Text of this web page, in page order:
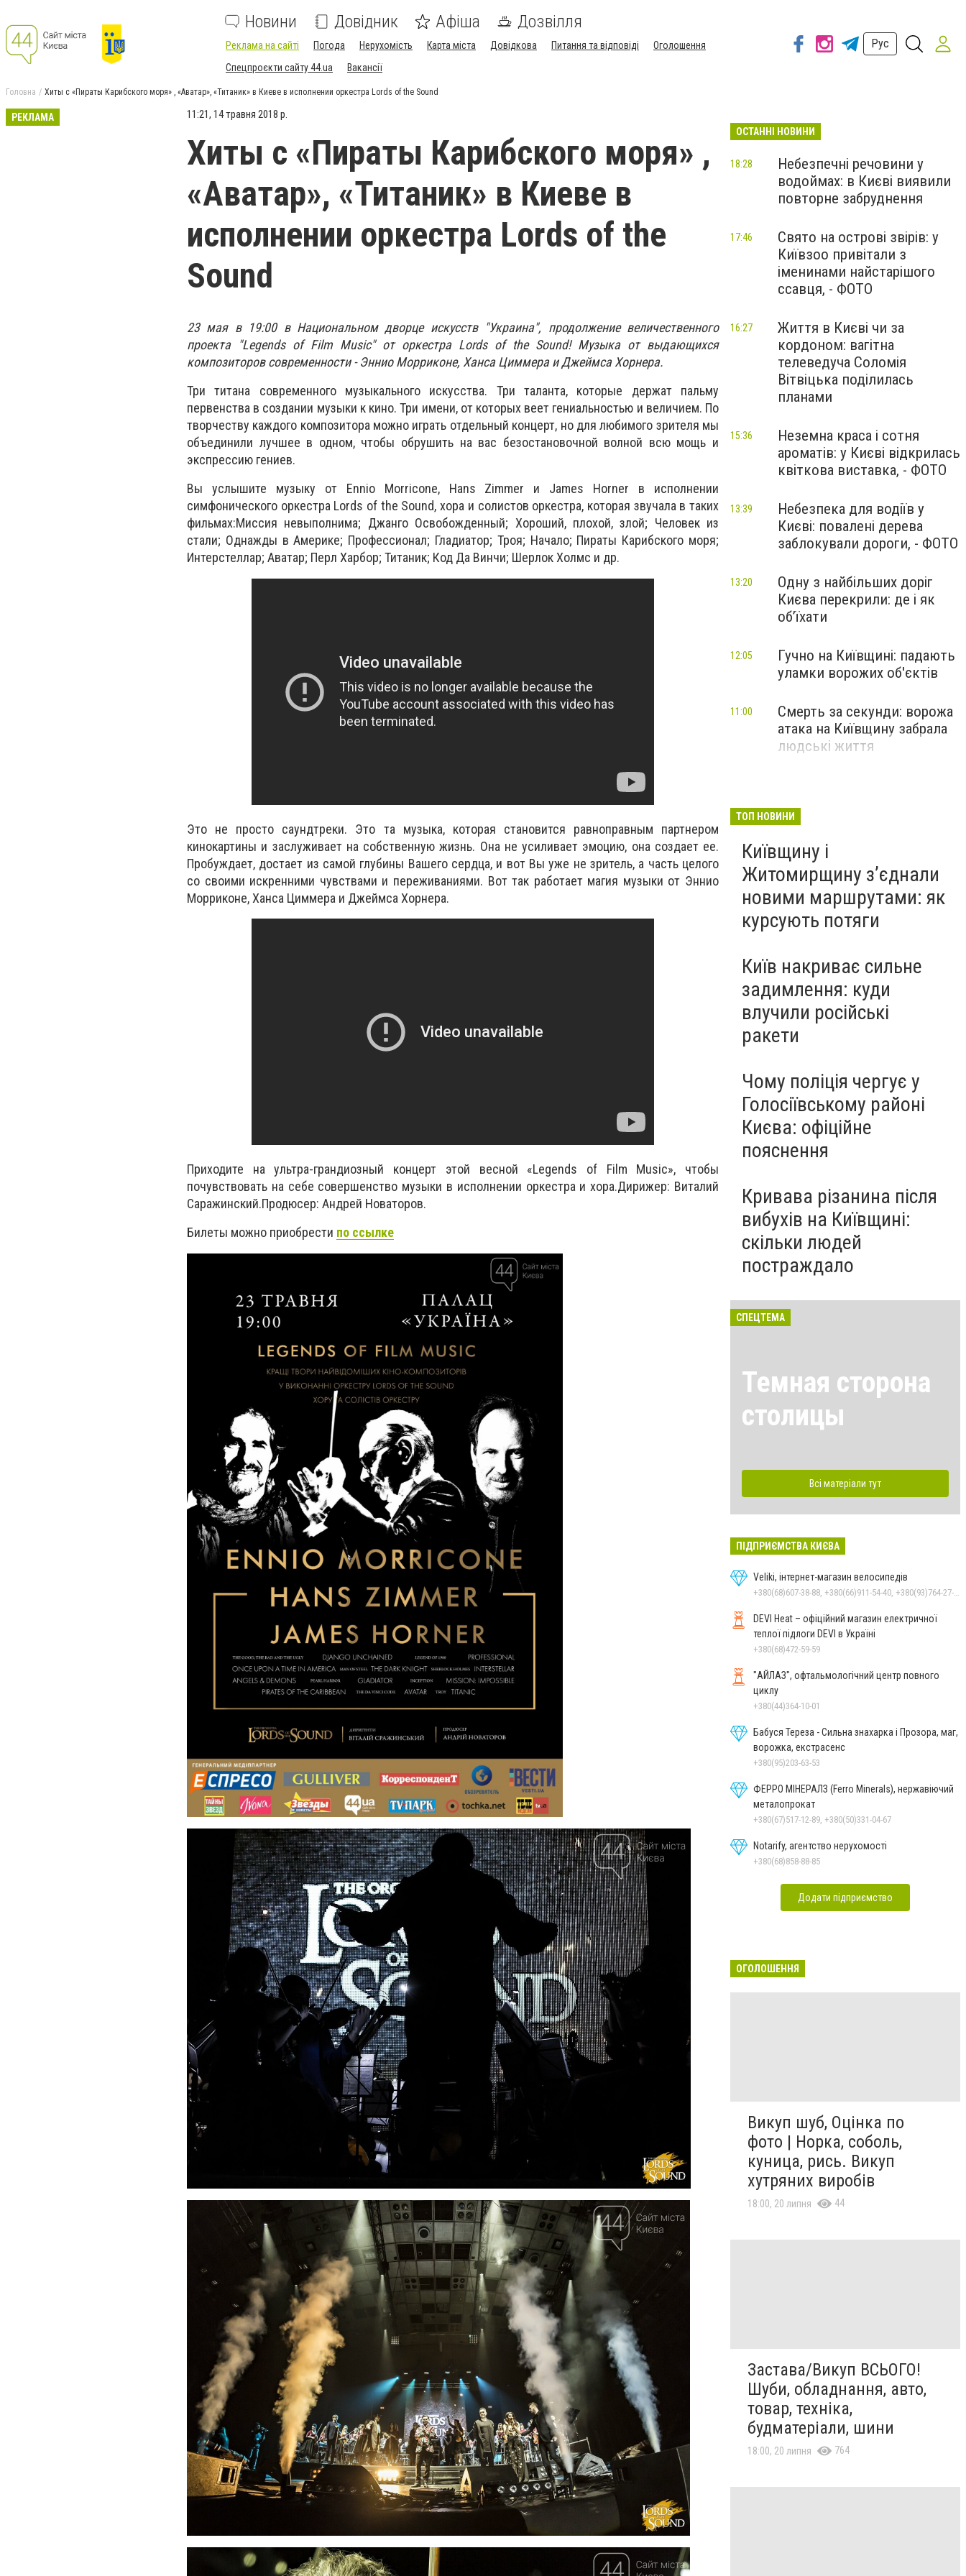
Новини Довідник Афіша Дозвілля
Реклама на сайті Погода Нерухомість Карта міста Довідкова Питання та відповіді
Оголошення
Спецпроєкти сайту 44.ua
Вакансії
Рус
Головна Хиты с «Пираты Карибского моря» , «Аватар», «Титаник» в Киеве в исполнении оркестра Lords of the Sound
РЕКЛАМА 11:21, 14 травня 2018 р.
Хиты с «Пираты Карибского моря» ,
«Аватар», «Титаник» в Киеве в
исполнении оркестра Lords of the
Sound
23 мая в 19:00 в Национальном дворце искусств "Украина", продолжение величественного
проекта "Legends of Film Music" от оркестра Lords of the Sound! Музыка от выдающихся
композиторов современности - Эннио Морриконе, Ханса Циммера и Джеймса Хорнера.
Три титана современного музыкального искусства. Три таланта, которые держат пальму
первенства в создании музыки к кино. Три имени, от которых веет гениальностью и величием. По
творчеству каждого композитора можно играть отдельный концерт, но для любимого зрителя мы
объединили лучшее в одном, чтобы обрушить на вас безостановочной волной всю мощь и
экспрессию гениев.
Вы услышите музыку от Ennio Morricone, Hans Zimmer и James Horner в исполнении
симфонического оркестра Lords of the Sound, хора и солистов оркестра, которая звучала в таких
фильмах:Миссия невыполнима; Джанго Освобожденный; Хороший, плохой, злой; Человек из
стали; Однажды в Америке; Профессионал; Гладиатор; Троя; Начало; Пираты Карибского моря;
Интерстеллар; Аватар; Перл Харбор; Титаник; Код Да Винчи; Шерлок Холмс и др.
Это не просто саундтреки. Это та музыка, которая становится равноправным партнером
кинокартины и заслуживает на собственную жизнь. Она не усиливает эмоцию, она создает ее.
Пробуждает, достает из самой глубины Вашего сердца, и вот Вы уже не зритель, а часть целого
со своими искренними чувствами и переживаниями. Вот так работает магия музыки от Эннио
Морриконе, Ханса Циммера и Джеймса Хорнера.
Приходите на ультра-грандиозный концерт этой весной «Legends of Film Music», чтобы
почувствовать на себе совершенство музыки в исполнении оркестра и хора.Дирижер: Виталий
Саражинский.Продюсер: Андрей Новаторов.
Билеты можно приобрести по ссылке
ОСТАННІ НОВИНИ
Небезпечні речовини у
водоймах: в Києві виявили
повторне забруднення
18:28
Свято на острові звірів: у
Київзоо привітали з
іменинами найстарішого
ссавця, - ФОТО
17:46
Життя в Києві чи за
кордоном: вагітна
телеведуча Соломія
Вітвіцька поділилась
планами
16:27
Неземна краса і сотня
ароматів: у Києві відкрилась
квіткова виставка, - ФОТО
15:36
Небезпека для водіїв у
Києві: повалені дерева
заблокували дороги, - ФОТО
13:39
Одну з найбільших доріг
Києва перекрили: де і як
об’їхати
13:20
Гучно на Київщині: падають
уламки ворожих об'єктів
12:05
Смерть за секунди: ворожа
атака на Київщину забрала
людські життя
11:00
ТОП НОВИНИ
Київщину і
Житомирщину з’єднали
новими маршрутами: як
курсують потяги
Київ накриває сильне
задимлення: куди
влучили російські
ракети
Чому поліція чергує у
Голосіївському районі
Києва: офіційне
пояснення
Кривава різанина після
вибухів на Київщині:
скільки людей
постраждало
СПЕЦТЕМА
Темная сторона
столицы
Всі матеріали тут
ПІДПРИЄМСТВА КИЄВА
Veliki, інтернет-магазин велосипедів
DEVI Heat – офіційний магазин електричної
теплої підлоги DEVI в Україні
+380(68)472-59-59
"АЙЛАЗ", офтальмологічний центр повного
циклу
+380(44)364-10-01
Бабуся Тереза - Сильна знахарка і Прозора, маг,
ворожка, екстрасенс
+380(95)203-63-53
ФЕРРО МІНЕРАЛЗ (Ferro Minerals), нержавіючий
металопрокат
+380(67)517-12-89, +380(50)331-04-67
Notarify, агентство нерухомості
+380(68)858-88-85
Додати підприємство
ОГОЛОШЕННЯ
Викуп шуб, Оцінка по
фото | Норка, соболь,
куница, рись. Викуп
хутряних виробів
18:00, 20 липня 44
Застава/Викуп ВСЬОГО!
Шуби, обладнання, авто,
товар, техніка,
будматеріали, шини
18:00, 20 липня 764